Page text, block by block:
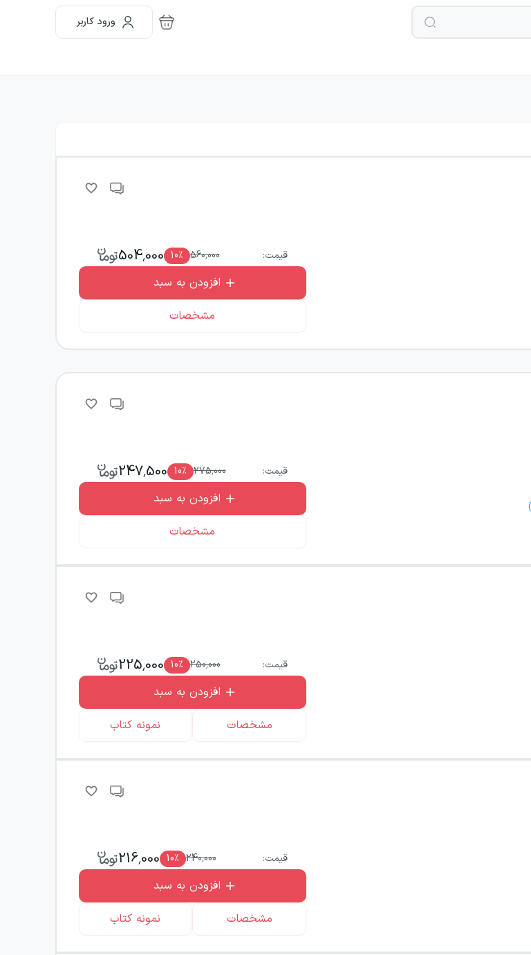
ورود کاربر
قیمت: 560,000
10٪ 504,000
افزودن به سبد
مشخصات
قیمت: 275,000
10٪ 247,500
افزودن به سبد
مشخصات
قیمت: 250,000
10٪ 225,000
افزودن به سبد
مشخصات
نمونه کتاب
قیمت: 240,000
10٪ 216,000
افزودن به سبد
مشخصات
نمونه کتاب